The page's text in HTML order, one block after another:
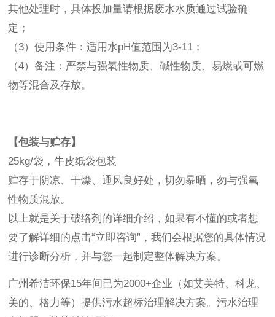
其他处理时，具体投加量请根据废水水质通过试验确
定；
（3）使用条件：适用水pH值范围为3-11；
（4）备注：严禁与强氧性物质、碱性物质、易燃或可燃
物等混合及存放。
【包装与贮存】
25kg/袋，牛皮纸袋包装
贮存于阴凉、干燥、通风良好处，切勿暴晒，勿与强氧
性物质混放。
以上就是关于破络剂的详细介绍，如果有不懂的或者想
要了解详细的点击“立即咨询”，我们会根据您的具体情况
进行诊断分析，并与您一起制定整体解决方案。
广州希洁环保15年间已为2000+企业（如艾美特、科龙、
美的、格力等）提供污水超标治理解决方案。污水治理